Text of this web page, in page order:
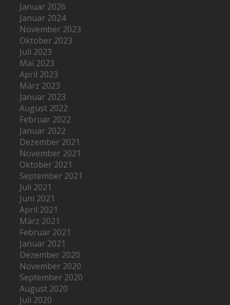
Januar 2026
Januar 2024
November 2023
Oktober 2023
Juli 2023
Mai 2023
April 2023
März 2023
Januar 2023
August 2022
Februar 2022
Januar 2022
Dezember 2021
November 2021
Oktober 2021
September 2021
Juli 2021
Juni 2021
April 2021
März 2021
Februar 2021
Januar 2021
Dezember 2020
November 2020
September 2020
August 2020
Juli 2020